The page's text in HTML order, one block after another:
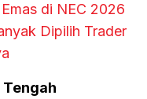
di NEC 2026
Dipilih Trader